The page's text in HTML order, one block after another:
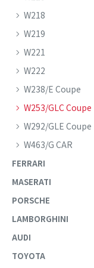
W218
W219
W221
W222
W238/E Coupe
W253/GLC Coupe
W292/GLE Coupe
W463/G CAR
FERRARI
MASERATI
PORSCHE
LAMBORGHINI
AUDI
TOYOTA